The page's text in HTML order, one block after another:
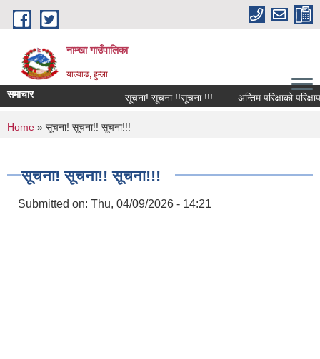
Skip to main content
नाम्खा गाउँपालिका
याल्वाङ, हुम्ला
समाचार सूचना! सूचना !!सूचना !!! अन्तिम परिक्षाको
You are here
Home » सूचना! सूचना!! सूचना!!!
सूचना! सूचना!! सूचना!!!
Submitted on: Thu, 04/09/2026 - 14:21